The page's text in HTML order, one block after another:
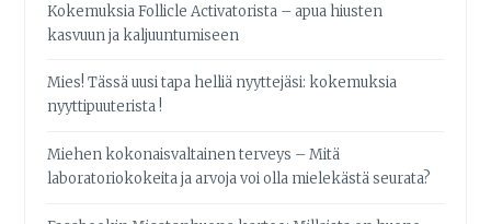
Kokemuksia Follicle Activatorista – apua hiusten
kasvuun ja kaljuuntumiseen
Mies! Tässä uusi tapa helliä nyyttejäsi: kokemuksia
nyyttipuuterista !
Miehen kokonaisvaltainen terveys – Mitä
laboratoriokokeita ja arvoja voi olla mielekästä seurata?